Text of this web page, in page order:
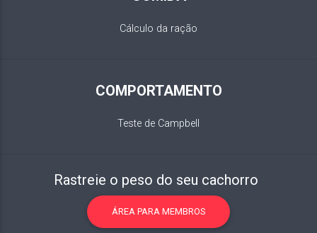
Cálculo da ração
COMPORTAMENTO
Teste de Campbell
Rastreie o peso do seu cachorro
ÁREA PARA MEMBROS